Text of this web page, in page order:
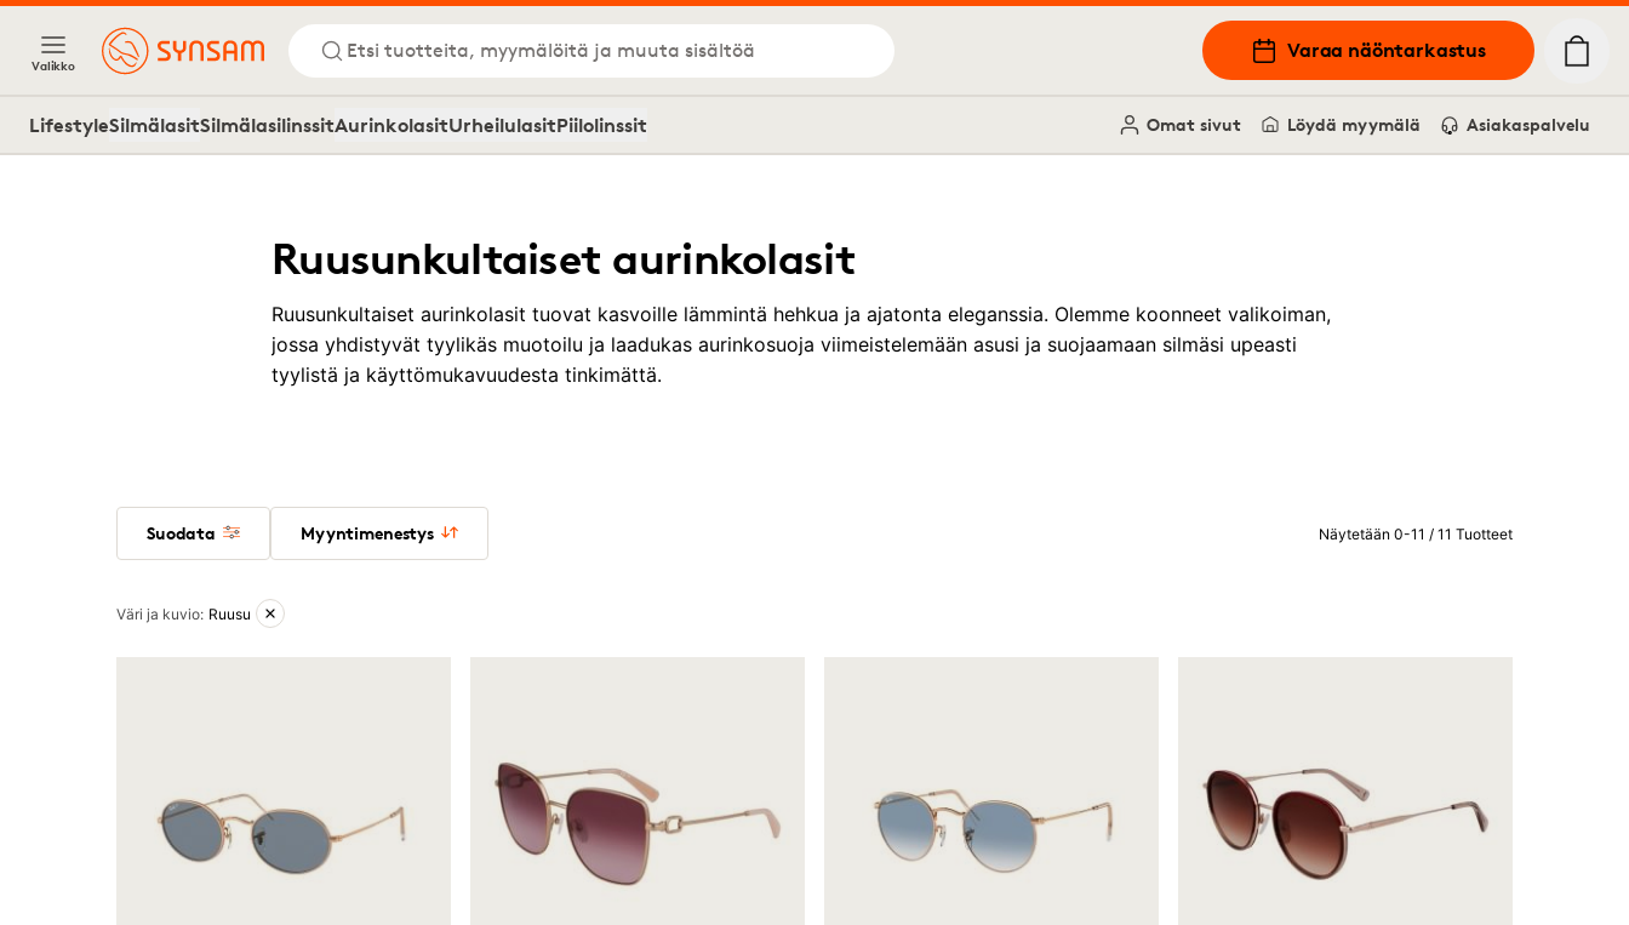
Valikko
Etsi tuotteita, myymälöitä ja muuta sisältöä Varaa näöntarkastus
LifestyleSilmälasitSilmälasilinssitAurinkolasitUrheilulasitPiilolinssit Omat sivut Löydä myymälä Asiakaspalvelu
Ruusunkultaiset aurinkolasit
Ruusunkultaiset aurinkolasit tuovat kasvoille lämmintä hehkua ja ajatonta eleganssia. Olemme koonneet valikoiman,
jossa yhdistyvät tyylikäs muotoilu ja laadukas aurinkosuoja viimeistelemään asusi ja suojaamaan silmäsi upeasti
tyylistä ja käyttömukavuudesta tinkimättä.
Suodata Myyntimenestys Näytetään 0-11 / 11 Tuotteet
Aktiiviset suodattimet
Väri ja kuvio: Ruusu